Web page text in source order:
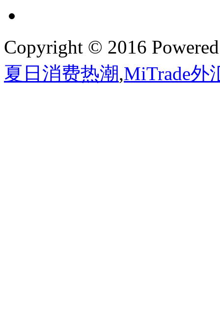
Copyright © 2016
夏日消费热潮,MiTrade外